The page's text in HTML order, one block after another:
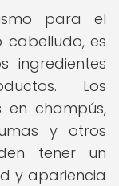
para el
es
ingredientes
Los
en champús,
y otros
tener un
y apariencia